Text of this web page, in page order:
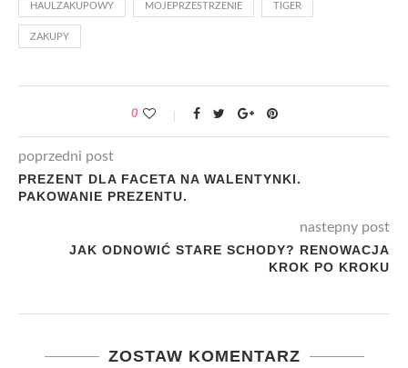
HAULZAKUPOWY MOJEPRZESTRZENIE TIGER
ZAKUPY
0
poprzedni post
PREZENT DLA FACETA NA WALENTYNKI.
PAKOWANIE PREZENTU.
nastepny post
JAK ODNOWIĆ STARE SCHODY? RENOWACJA
KROK PO KROKU
ZOSTAW KOMENTARZ